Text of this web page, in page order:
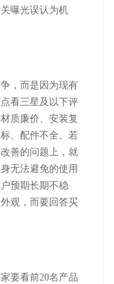
曝光误认为机
，而是因为现有
看三星及以下评
质廉价、安装复
、配件不全。若
善的问题上，就
无法避免的使用
预期长期不稳
观，而要回答买
要看前20名产品